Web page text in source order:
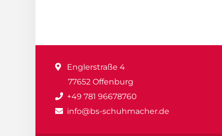
Englerstraße 4
77652 Offenburg
+49 781 96678760
info@bs-schuhmacher.de